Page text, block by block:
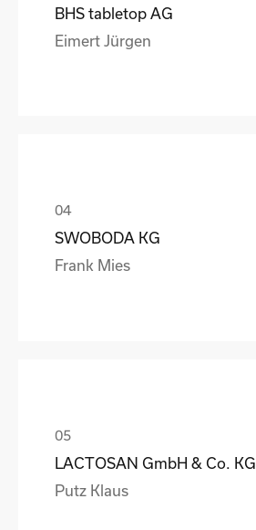
BHS tabletop AG
Eimert Jürgen
SWOBODA KG
Frank Mies
LACTOSAN GmbH & Co. KG
Putz Klaus